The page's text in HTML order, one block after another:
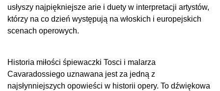
usłyszy najpiękniejsze arie i duety w interpretacji artystów,
którzy na co dzień występują na włoskich i europejskich
scenach operowych.
Historia miłości śpiewaczki Tosci i malarza
Cavaradossiego uznawana jest za jedną z
najsłynniejszych opowieści w historii opery. To dźwiękowa